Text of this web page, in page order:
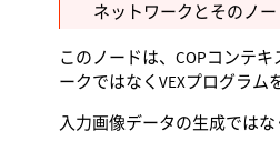
ネットワークとそのノ
このノードは、COPコンテ
ークではなくVEXプログラム
入力画像データの生成では